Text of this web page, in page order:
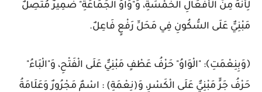
لِأَنَّهُ مِنَ الْأَفْعَالِ الْخَمْسَةِ، وَ"وَاوُ الْجَمَاعَةِ" ضَمِيرٌ مُتَّصِلٌ
مَبْنِيٌّ عَلَى السُّكُونِ فِي مَحَلِّ رَفْعٍ فَاعِلٌ.
﴿وَبِنِعْمَتِ﴾: "الْوَاوُ" حَرْفُ عَطْفٍ مَبْنِيٌّ عَلَى الْفَتْحِ، وَ"الْبَاءُ"
حَرْفُ جَرٍّ مَبْنِيٌّ عَلَى الْكَسْرِ، وَ(نِعْمَةِ) : اسْمٌ مَجْرُورٌ وَعَلَامَةُ